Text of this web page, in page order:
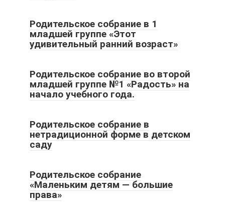
Родительское собрание в 1
младшей группе «Этот
удивительный ранний возраст»
Родительское собрание во второй
младшей группе №1 «Радость» на
начало учебного года.
Родительское собрание в
нетрадиционной форме в детском
саду
Родительское собрание
«Маленьким детям — большие
права»